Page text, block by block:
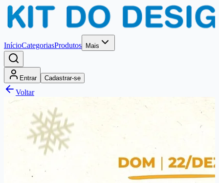
InícioCategoriasProdutos Mais
Entrar Cadastrar-se
Voltar